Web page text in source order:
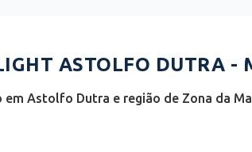
ASTOLFO DUTRA -
Astolfo Dutra e região de Zona da